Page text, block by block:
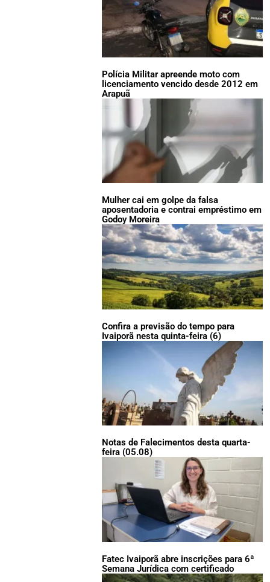
Polícia Militar apreende moto com
licenciamento vencido desde 2012 em
Arapuã
Mulher cai em golpe da falsa
aposentadoria e contrai empréstimo em
Godoy Moreira
Confira a previsão do tempo para
Ivaiporã nesta quinta-feira (6)
Notas de Falecimentos desta quarta-
feira (05.08)
Fatec Ivaiporã abre inscrições para 6ª
Semana Jurídica com certificado